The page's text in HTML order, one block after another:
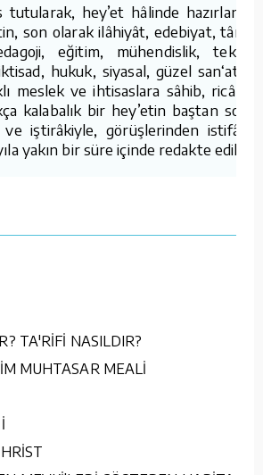
tutularak, hey’et hâlinde hazırlanan
son olarak ilâhiyât, edebiyat, târih,
eğitim, mühendislik, teknik
hukuk, siyasal, güzel san‘atlar
meslek ve ihtisaslara sâhib, ricâlen
kalabalık bir hey’etin baştan sona
iştirâkiyle, görüşlerinden istifâde
yakın bir süre içinde redakte edildi.
TA'RİFİ NASILDIR?
MUHTASAR MEALİ